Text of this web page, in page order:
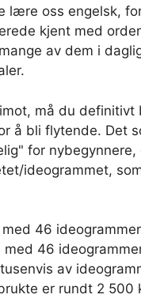
lære oss engelsk,
kjent med
av dem i
må du definitivt
å bli flytende. Det
for nybegynnere,
ideogrammet,
46
med 46
av
er rundt 2 500